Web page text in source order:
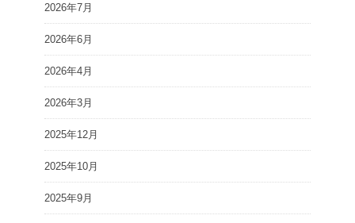
2026年7月
2026年6月
2026年4月
2026年3月
2025年12月
2025年10月
2025年9月